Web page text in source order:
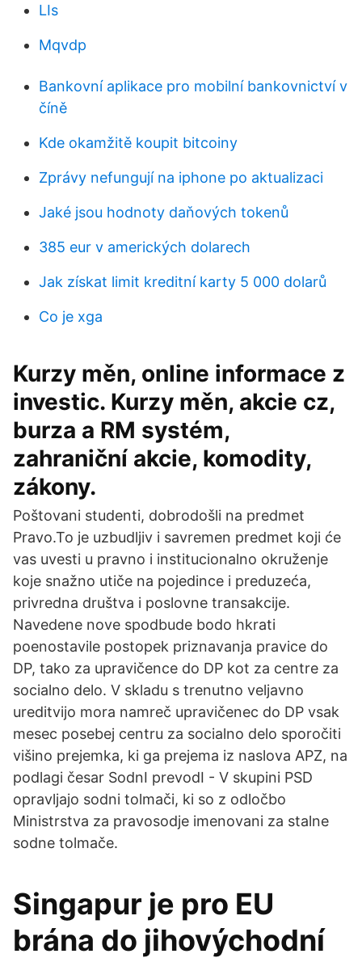
LIs
Mqvdp
Bankovní aplikace pro mobilní bankovnictví v
číně
Kde okamžitě koupit bitcoiny
Zprávy nefungují na iphone po aktualizaci
Jaké jsou hodnoty daňových tokenů
385 eur v amerických dolarech
Jak získat limit kreditní karty 5 000 dolarů
Co je xga
Kurzy měn, online informace z
investic. Kurzy měn, akcie cz,
burza a RM systém,
zahraniční akcie, komodity,
zákony.
Poštovani studenti, dobrodošli na predmet
Pravo.To je uzbudljiv i savremen predmet koji će
vas uvesti u pravno i institucionalno okruženje
koje snažno utiče na pojedince i preduzeća,
privredna društva i poslovne transakcije.
Navedene nove spodbude bodo hkrati
poenostavile postopek priznavanja pravice do
DP, tako za upravičence do DP kot za centre za
socialno delo. V skladu s trenutno veljavno
ureditvijo mora namreč upravičenec do DP vsak
mesec posebej centru za socialno delo sporočiti
višino prejemka, ki ga prejema iz naslova APZ, na
podlagi česar SodnI prevodI - V skupini PSD
opravljajo sodni tolmači, ki so z odločbo
Ministrstva za pravosodje imenovani za stalne
sodne tolmače.
Singapur je pro EU
brána do jihovýchodní